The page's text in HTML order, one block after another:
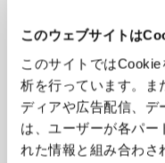
このウェブサイトは
このサイトでは
析を行っています。ま
ディアや広告配信、
は、ユーザーが各パ
れた情報と組み合わさ
立体駐車場
金属素形材
特殊工作機械
理化学機器
サステナビリティ